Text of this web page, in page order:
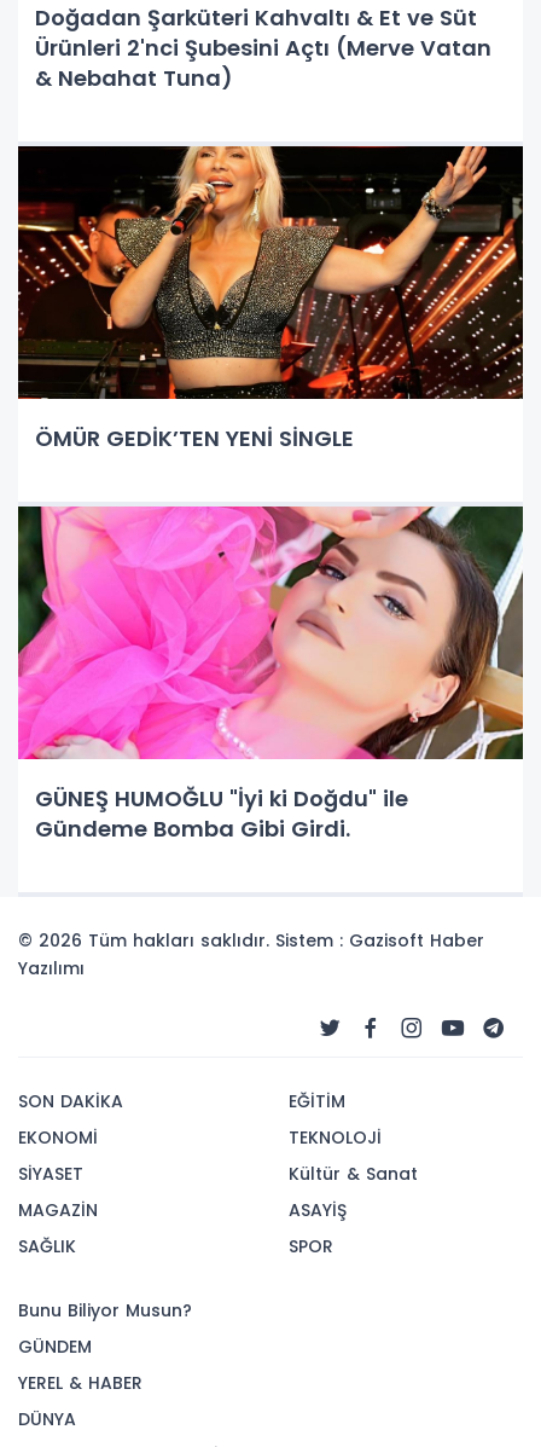
Doğadan Şarküteri Kahvaltı & Et ve Süt
Ürünleri 2'nci Şubesini Açtı (Merve Vatan
& Nebahat Tuna)
ÖMÜR GEDİK’TEN YENİ SİNGLE
GÜNEŞ HUMOĞLU "İyi ki Doğdu" ile
Gündeme Bomba Gibi Girdi.
© 2026 Tüm hakları saklıdır. Sistem : Gazisoft Haber
Yazılımı
SON DAKİKA
EKONOMİ
SİYASET
MAGAZİN
SAĞLIK
EĞİTİM
TEKNOLOJİ
Kültür & Sanat
ASAYİŞ
SPOR
Bunu Biliyor Musun?
GÜNDEM
YEREL & HABER
DÜNYA